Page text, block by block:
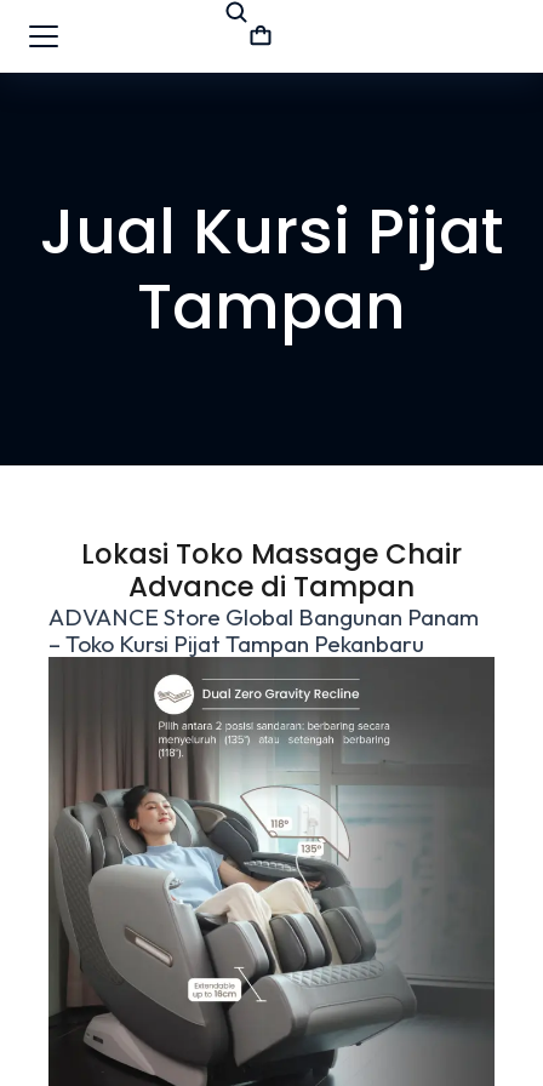
Jual Kursi Pijat
Tampan
Lokasi Toko Massage Chair
Advance di Tampan
ADVANCE Store Global Bangunan Panam
– Toko Kursi Pijat Tampan Pekanbaru